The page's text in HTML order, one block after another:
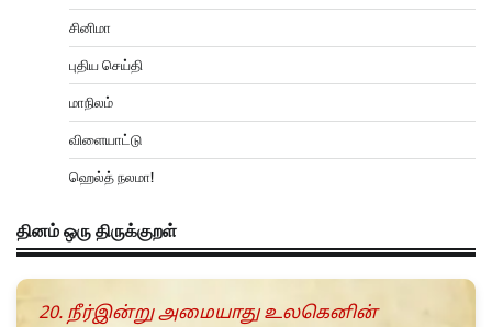
சினிமா
புதிய செய்தி
மாநிலம்
விளையாட்டு
ஹெல்த் நலமா!
தினம் ஒரு திருக்குறள்
20. நீர்இன்று அமையாது உலகெனின்